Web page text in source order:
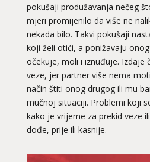
pokušaji produžavanja nečeg
mjeri promijenilo da više ne
nekada bilo. Takvi pokušaji
koji želi otići, a ponižavaju
očekuje, moli i iznuđuje. Izdaje
veze, jer partner više nema
način štiti onog drugog ili mu
mučnoj situaciji. Problemi koji
kako je vrijeme za prekid veze
dođe, prije ili kasnije.